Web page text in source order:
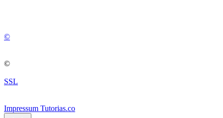
©
©
SSL
Impressum Tutorias.co